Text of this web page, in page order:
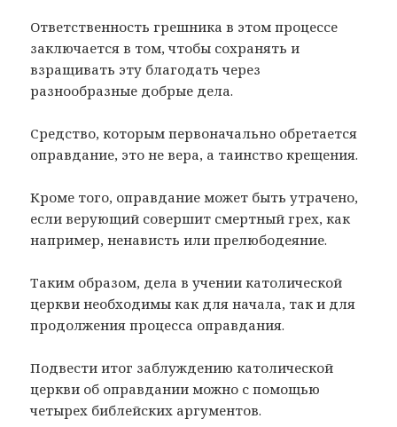
Ответственность грешника в этом процессе
заключается в том, чтобы сохранять и
взращивать эту благодать через
разнообразные добрые дела.
Средство, которым первоначально обретается
оправдание, это не вера, а таинство крещения.
Кроме того, оправдание может быть утрачено,
если верующий совершит смертный грех, как
например, ненависть или прелюбодеяние.
Таким образом, дела в учении католической
церкви необходимы как для начала, так и для
продолжения процесса оправдания.
Подвести итог заблуждению католической
церкви об оправдании можно с помощью
четырех библейских аргументов.